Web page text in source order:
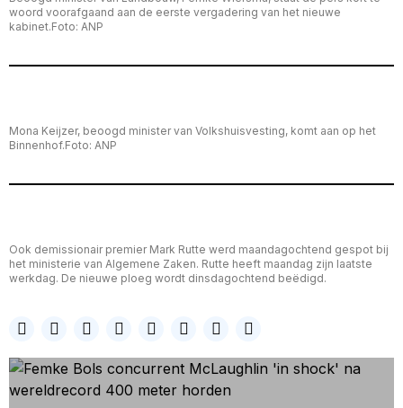
woord voorafgaand aan de eerste vergadering van het nieuwe
kabinet.Foto: ANP
Mona Keijzer, beoogd minister van Volkshuisvesting, komt aan op het
Binnenhof.Foto: ANP
Ook demissionair premier Mark Rutte werd maandagochtend gespot bij
het ministerie van Algemene Zaken. Rutte heeft maandag zijn laatste
werkdag. De nieuwe ploeg wordt dinsdagochtend beëdigd.